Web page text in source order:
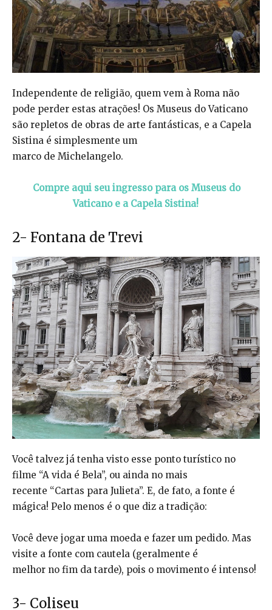
Independente de religião, quem vem à Roma não
pode perder estas atrações! Os Museus do Vaticano
são repletos de obras de arte fantásticas, e a Capela
Sistina é simplesmente um
marco de Michelangelo.
Compre aqui seu ingresso para os Museus do
Vaticano e a Capela Sistina!
2- Fontana de Trevi
Você talvez já tenha visto esse ponto turístico no
filme “A vida é Bela”, ou ainda no mais
recente “Cartas para Julieta”. E, de fato, a fonte é
mágica! Pelo menos é o que diz a tradição:
Você deve jogar uma moeda e fazer um pedido. Mas
visite a fonte com cautela (geralmente é
melhor no fim da tarde), pois o movimento é intenso!
3- Coliseu